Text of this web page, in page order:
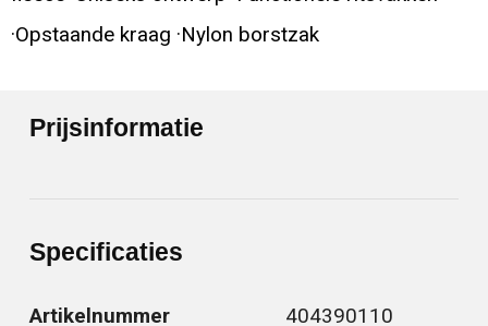
·Opstaande kraag ·Nylon borstzak
Prijsinformatie
Specificaties
Artikelnummer 404390110